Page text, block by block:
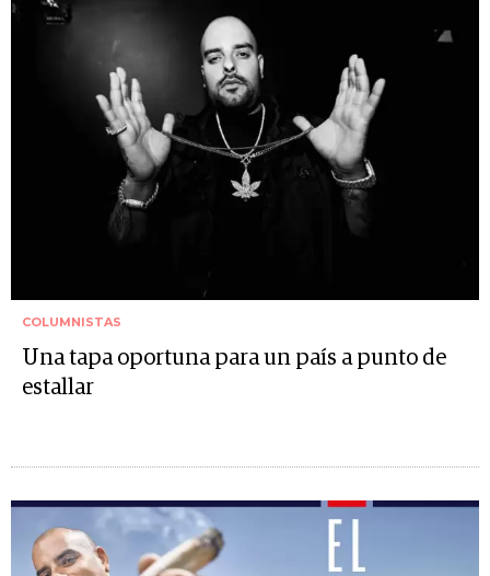
COLUMNISTAS
Una tapa oportuna para un país a punto de
estallar